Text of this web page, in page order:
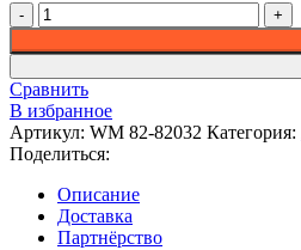
Количество
товара
A6398200264
-
Фонарь
задний,
правый,
Mercedes
Vito
(Wauldmunt)
Сравнить
В избранное
Артикул: WM 82-82032 Категория:
Поделиться:
Описание
Доставка
Партнёрство